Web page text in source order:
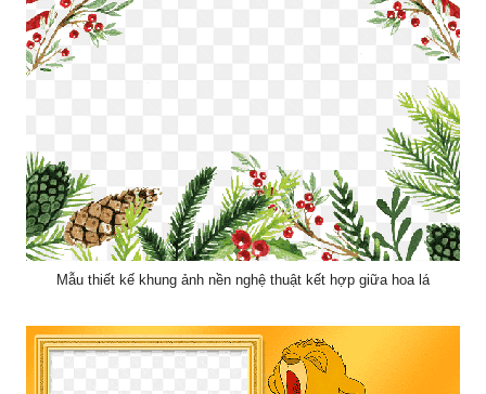
Mẫu thiết kế khung ảnh nền nghệ thuật kết hợp giữa hoa lá